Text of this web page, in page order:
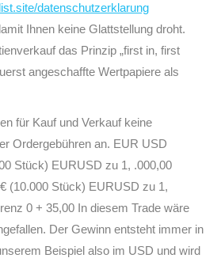
datenschutzerklarung
Ihnen keine Glattstellung droht.
das Prinzip „first in, first
angeschaffte Wertpapiere als
für Kauf und Verkauf keine
Ordergebühren an. EUR USD
Stück) EURUSD zu 1, .000,00
(10.000 Stück) EURUSD zu 1,
0 + 35,00 In diesem Trade wäre
Der Gewinn entsteht immer in
Beispiel also im USD und wird